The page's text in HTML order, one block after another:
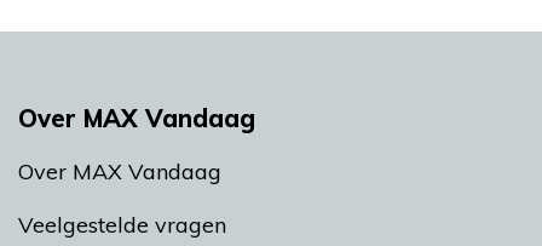
Over MAX Vandaag
Over MAX Vandaag
Veelgestelde vragen